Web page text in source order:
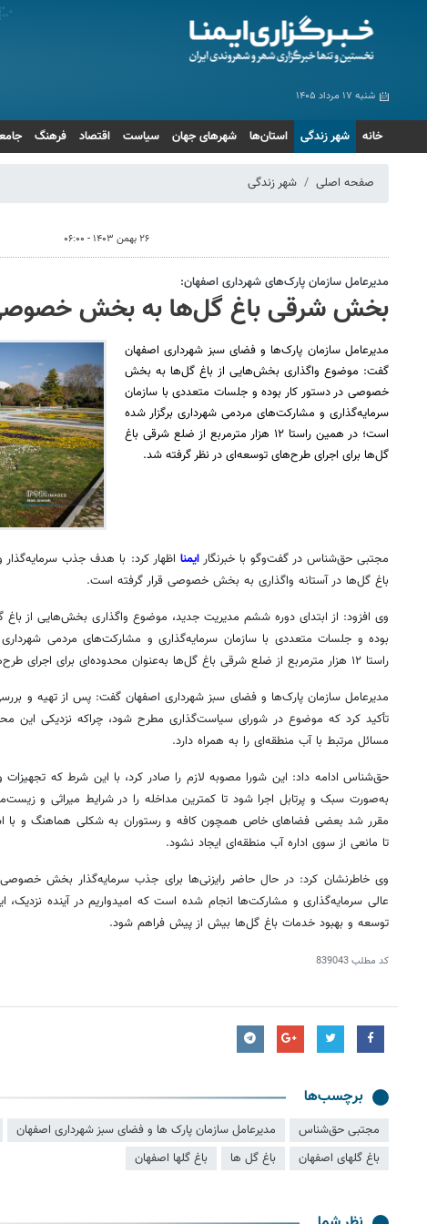
شنبه ۱۷ مرداد ۱۴۰۵
خانه شهر زندگی استان‌ها شهرهای جهان سیاست اقتصاد فرهنگ
صفحه اصلی شهر زندگی
۲۶ بهمن ۱۴۰۳ - ۰۶:۰۰
مدیرعامل سازمان پارک‌های شهرداری اصفهان:
بخش شرقی باغ گل‌ها به بخش
مدیرعامل سازمان پارک‌ها و فضای سبز شهرداری اصفهان
گفت: موضوع واگذاری بخش‌هایی از باغ گل‌ها به بخش
خصوصی در دستور کار بوده و جلسات متعددی با سازمان
سرمایه‌گذاری و مشارکت‌های مردمی شهرداری برگزار شده
است؛ در همین راستا ۱۲ هزار مترمربع از ضلع شرقی باغ
گل‌ها برای اجرای طرح‌های توسعه‌ای در نظر گرفته شد.
مجتبی حق‌شناس در گفت‌وگو با خبرنگارایمنا اظهار کرد: با هدف جذب
باغ گل‌ها در آستانه واگذاری به بخش خصوصی قرار گرفته است.
وی افزود: از ابتدای دوره ششم مدیریت جدید، موضوع واگذاری بخش‌هایی از
بوده و جلسات متعددی با سازمان سرمایه‌گذاری و مشارکت‌های مردمی
راستا ۱۲ هزار مترمربع از ضلع شرقی باغ گل‌ها به‌عنوان محدوده‌ای برای اجرای طرح‌های توسعه‌ای در نظر گرفته شد.
مدیرعامل سازمان پارک‌ها و فضای سبز شهرداری اصفهان گفت: پس از تهیه و
تأکید کرد که موضوع در شورای سیاست‌گذاری مطرح شود، چراکه نزدیکی این
مسائل مرتبط با آب منطقه‌ای را به همراه دارد.
حق‌شناس ادامه داد: این شورا مصوبه لازم را صادر کرد، با این شرط که
به‌صورت سبک و پرتابل اجرا شود تا کمترین مداخله را در شرایط میراثی و
مقرر شد بعضی فضاهای خاص همچون کافه و رستوران به شکلی هماهنگ و با
تا مانعی از سوی اداره آب منطقه‌ای ایجاد نشود.
وی خاطرنشان کرد: در حال حاضر رایزنی‌ها برای جذب سرمایه‌گذار بخش خصوصی
عالی سرمایه‌گذاری و مشارکت‌ها انجام شده است که امیدواریم در آینده نزدیک،
توسعه و بهبود خدمات باغ گل‌ها بیش از پیش فراهم شود.
کد مطلب839043
برچسب‌ها
مجتبی حق‌شناس مدیرعامل سازمان پارک ها و فضای سبز شهرداری اصفهان
باغ گلهای اصفهان‎
باغ گل ها باغ گلها اصفهان